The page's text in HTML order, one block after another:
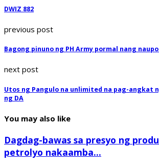
DWIZ 882
previous post
Bagong pinuno ng PH Army pormal nang
next post
Utos ng Pangulo na unlimited na pag-angkat
ng DA
You may also like
Dagdag-bawas sa presyo ng
petrolyo nakaamba...